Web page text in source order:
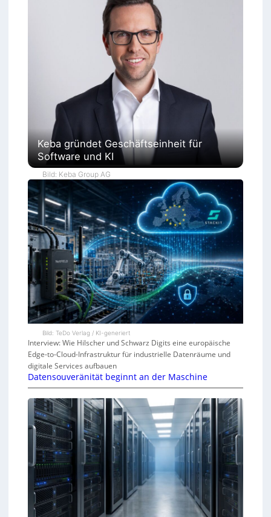
Keba gründet Geschäftseinheit für
Software und KI
Bild: Keba Group AG
Bild: TeDo Verlag / KI-generiert
Interview: Wie Hilscher und Schwarz Digits eine europäische
Edge-to-Cloud-Infrastruktur für industrielle Datenräume und
digitale Services aufbauen
Datensouveränität beginnt an der Maschine